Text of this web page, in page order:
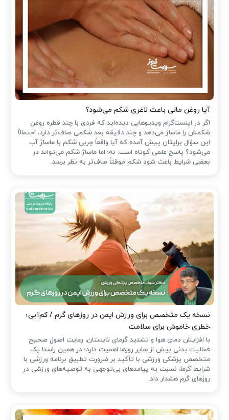
آیا روغن مالی باعث لاغری شکم می‌شود؟
اگر در اینستاگرام ویدیوهایی دیده‌اید که فردی با چند قطره روغن
شکمش را ماساژ می‌دهد و چند دقیقه بعد شکمی صاف‌تر دارد، احتمالاً
این سؤال برایتان پیش آمده که آیا واقعاً چربی شکم با ماساژ آب
می‌شود؟ پاسخ علمی کوتاه است: نه؛ اما ماساژ شکم می‌تواند در
بعضی شرایط باعث شود شکم موقتاً صاف‌تر به نظر برسد.
نسخه یک متخصص برای ورزش ایمن در روزهای گرم / کم‌آبی؛
خطری خاموش برای سلامت
با افزایش دمای هوا و تشدید گرمای تابستان، رعایت اصول صحیح
فعالیت بدنی بیش از سایر روزها اهمیت دارد؛ در همین راستا یک
متخصص پزشکی ورزشی با تأکید بر ضرورت تطبیق برنامه ورزشی با
شرایط گرما، نسبت به پیامدهای بی‌توجهی به توصیه‌های ورزشی در
روزهای گرم هشدار داد.